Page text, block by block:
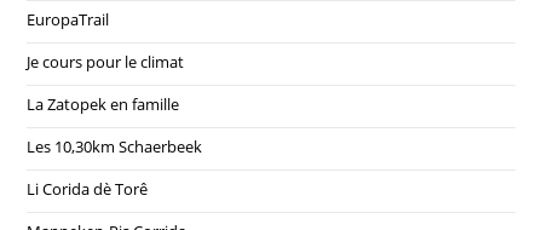
EuropaTrail
Je cours pour le climat
La Zatopek en famille
Les 10,30km Schaerbeek
Li Corida dè Torê